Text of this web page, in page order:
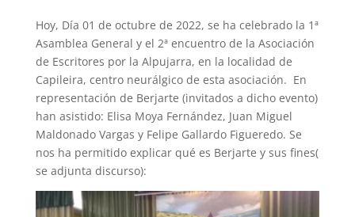
Hoy, Día 01 de octubre de 2022, se ha celebrado la 1ª
Asamblea General y el 2ª encuentro de la Asociación
de Escritores por la Alpujarra, en la localidad de
Capileira, centro neurálgico de esta asociación. En
representación de Berjarte (invitados a dicho evento)
han asistido: Elisa Moya Fernández, Juan Miguel
Maldonado Vargas y Felipe Gallardo Figueredo. Se
nos ha permitido explicar qué es Berjarte y sus fines(
se adjunta discurso):